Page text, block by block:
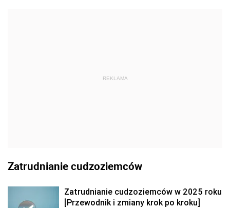
REKLAMA
Zatrudnianie cudzoziemców
Zatrudnianie cudzoziemców w 2025 roku
[Przewodnik i zmiany krok po kroku]